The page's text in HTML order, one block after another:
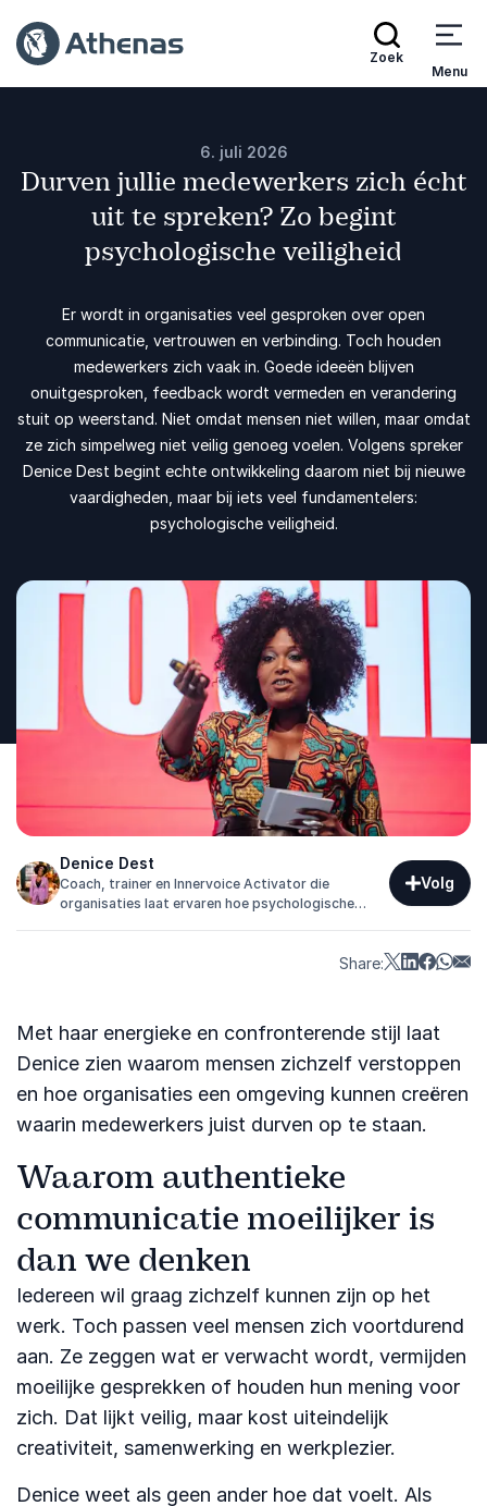
Zoek
Menu
6. juli 2026
Durven jullie medewerkers zich écht
uit te spreken? Zo begint
psychologische veiligheid
Er wordt in organisaties veel gesproken over open
communicatie, vertrouwen en verbinding. Toch houden
medewerkers zich vaak in. Goede ideeën blijven
onuitgesproken, feedback wordt vermeden en verandering
stuit op weerstand. Niet omdat mensen niet willen, maar omdat
ze zich simpelweg niet veilig genoeg voelen. Volgens spreker
Denice Dest begint echte ontwikkeling daarom niet bij nieuwe
vaardigheden, maar bij iets veel fundamentelers:
psychologische veiligheid.
Denice Dest
Coach, trainer en Innervoice Activator die
organisaties laat ervaren hoe psychologische
Volg
Share:
Met haar energieke en confronterende stijl laat
Denice zien waarom mensen zichzelf verstoppen
en hoe organisaties een omgeving kunnen creëren
waarin medewerkers juist durven op te staan.
Waarom authentieke
communicatie moeilijker is
dan we denken
Iedereen wil graag zichzelf kunnen zijn op het
werk. Toch passen veel mensen zich voortdurend
aan. Ze zeggen wat er verwacht wordt, vermijden
moeilijke gesprekken of houden hun mening voor
zich. Dat lijkt veilig, maar kost uiteindelijk
creativiteit, samenwerking en werkplezier.
Denice weet als geen ander hoe dat voelt. Als